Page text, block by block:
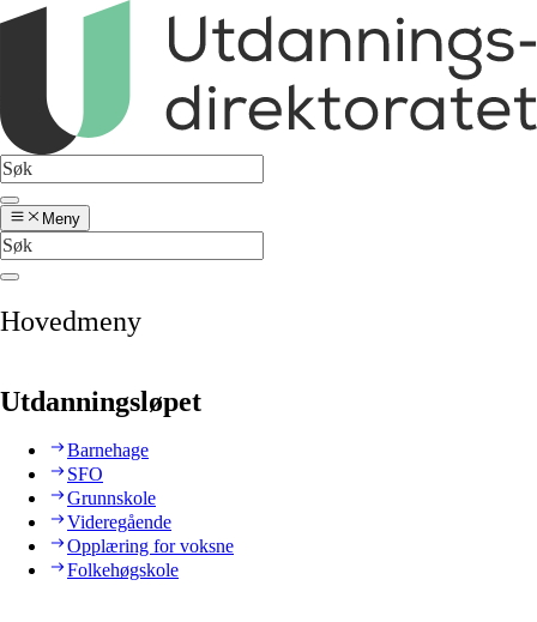
Meny
Hovedmeny
Utdanningsløpet
Barnehage
SFO
Grunnskole
Videregående
Opplæring for voksne
Folkehøgskole